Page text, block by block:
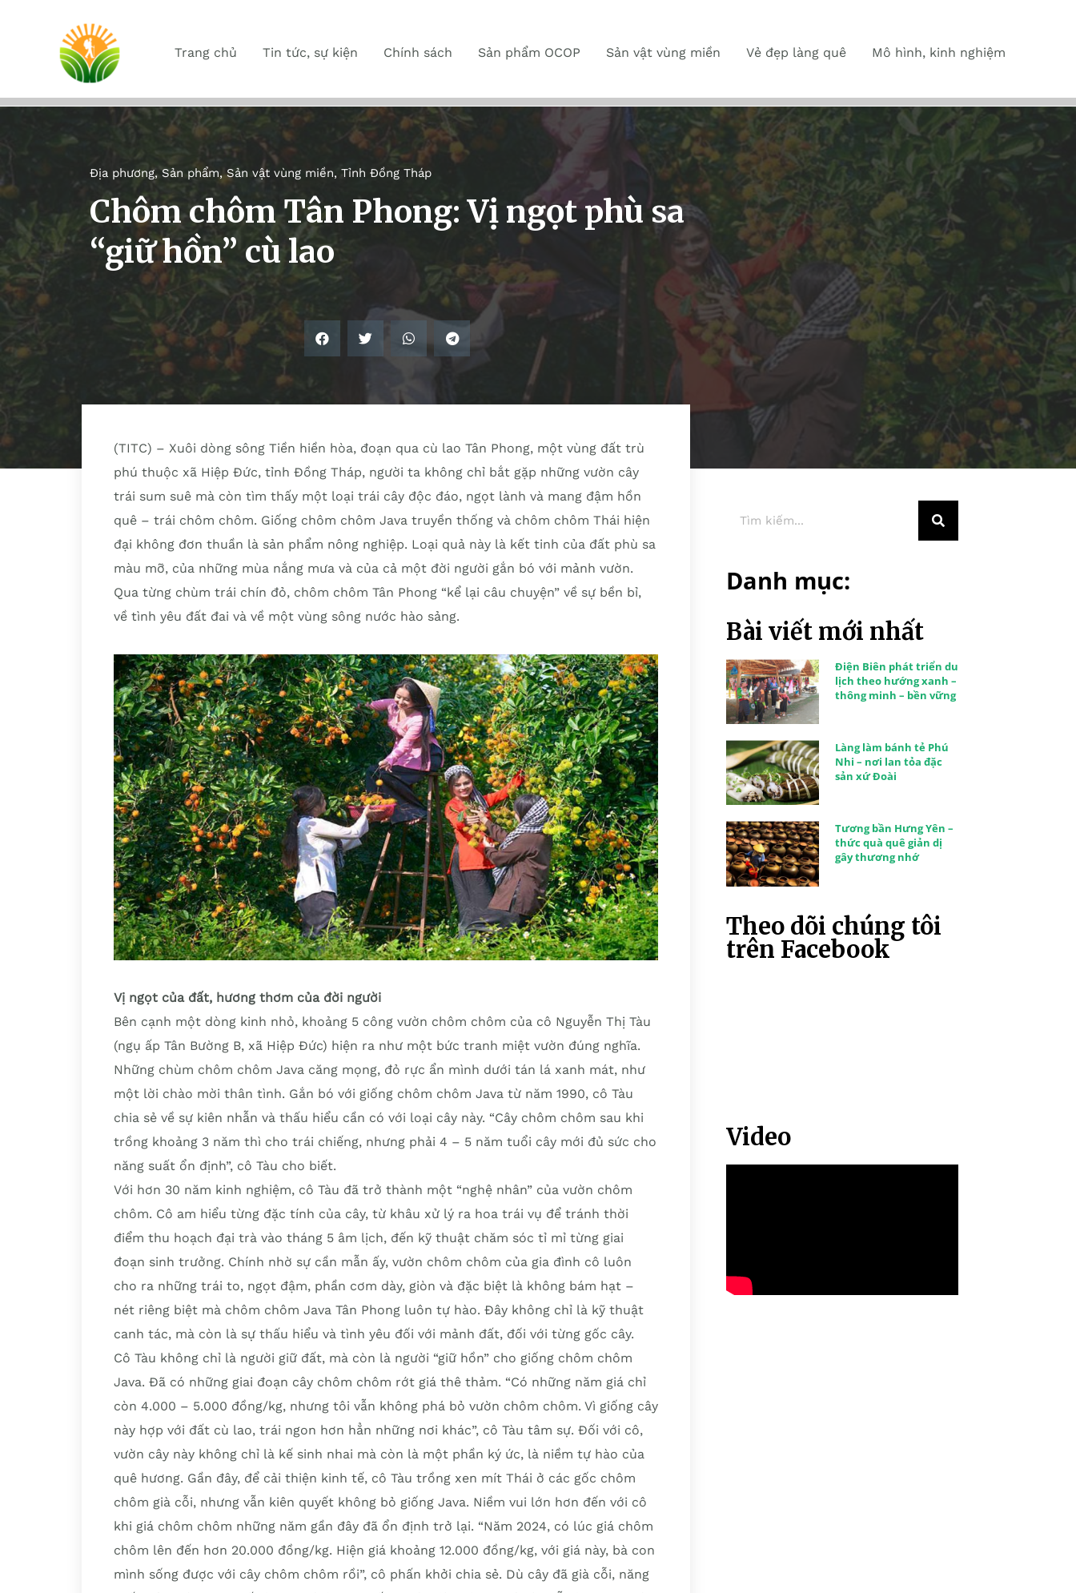
Trang chủ Tin tức, sự kiện Chính sách Sản phẩm OCOP Sản vật vùng miền Vẻ đẹp làng quê Mô hình, kinh nghiệm
Địa phương,Sản phẩm,Sản vật vùng miền, Tỉnh Đồng Tháp
Chôm chôm Tân Phong: Vị ngọt phù sa
“giữ hồn” cù lao
(TITC) – Xuôi dòng sông Tiền hiền hòa, đoạn qua cù lao Tân Phong, một vùng đất trù
phú thuộc xã Hiệp Đức, tỉnh Đồng Tháp, người ta không chỉ bắt gặp những vườn cây
trái sum suê mà còn tìm thấy một loại trái cây độc đáo, ngọt lành và mang đậm hồn
quê – trái chôm chôm. Giống chôm chôm Java truyền thống và chôm chôm Thái hiện
đại không đơn thuần là sản phẩm nông nghiệp. Loại quả này là kết tinh của đất phù sa
màu mỡ, của những mùa nắng mưa và của cả một đời người gắn bó với mảnh vườn.
Qua từng chùm trái chín đỏ, chôm chôm Tân Phong “kể lại câu chuyện” về sự bền bỉ,
về tình yêu đất đai và về một vùng sông nước hào sảng.
Vị ngọt của đất, hương thơm của đời người
Bên cạnh một dòng kinh nhỏ, khoảng 5 công vườn chôm chôm của cô Nguyễn Thị Tàu
(ngụ ấp Tân Bường B, xã Hiệp Đức) hiện ra như một bức tranh miệt vườn đúng nghĩa.
Những chùm chôm chôm Java căng mọng, đỏ rực ẩn mình dưới tán lá xanh mát, như
một lời chào mời thân tình. Gắn bó với giống chôm chôm Java từ năm 1990, cô Tàu
chia sẻ về sự kiên nhẫn và thấu hiểu cần có với loại cây này. “Cây chôm chôm sau khi
trồng khoảng 3 năm thì cho trái chiếng, nhưng phải 4 – 5 năm tuổi cây mới đủ sức cho
năng suất ổn định”, cô Tàu cho biết.
Với hơn 30 năm kinh nghiệm, cô Tàu đã trở thành một “nghệ nhân” của vườn chôm
chôm. Cô am hiểu từng đặc tính của cây, từ khâu xử lý ra hoa trái vụ để tránh thời
điểm thu hoạch đại trà vào tháng 5 âm lịch, đến kỹ thuật chăm sóc tỉ mỉ từng giai
đoạn sinh trưởng. Chính nhờ sự cần mẫn ấy, vườn chôm chôm của gia đình cô luôn
cho ra những trái to, ngọt đậm, phần cơm dày, giòn và đặc biệt là không bám hạt –
nét riêng biệt mà chôm chôm Java Tân Phong luôn tự hào. Đây không chỉ là kỹ thuật
canh tác, mà còn là sự thấu hiểu và tình yêu đối với mảnh đất, đối với từng gốc cây.
Cô Tàu không chỉ là người giữ đất, mà còn là người “giữ hồn” cho giống chôm chôm
Java. Đã có những giai đoạn cây chôm chôm rớt giá thê thảm. “Có những năm giá chỉ
còn 4.000 – 5.000 đồng/kg, nhưng tôi vẫn không phá bỏ vườn chôm chôm. Vì giống cây
này hợp với đất cù lao, trái ngon hơn hẳn những nơi khác”, cô Tàu tâm sự. Đối với cô,
vườn cây này không chỉ là kế sinh nhai mà còn là một phần ký ức, là niềm tự hào của
quê hương. Gần đây, để cải thiện kinh tế, cô Tàu trồng xen mít Thái ở các gốc chôm
chôm già cỗi, nhưng vẫn kiên quyết không bỏ giống Java. Niềm vui lớn hơn đến với cô
khi giá chôm chôm những năm gần đây đã ổn định trở lại. “Năm 2024, có lúc giá chôm
chôm lên đến hơn 20.000 đồng/kg. Hiện giá khoảng 12.000 đồng/kg, với giá này, bà con
mình sống được với cây chôm chôm rồi”, cô phấn khởi chia sẻ. Dù cây đã già cỗi, năng
Danh mục:
Bài viết mới nhất
Điện Biên phát triển du
lịch theo hướng xanh –
thông minh – bền vững
Làng làm bánh tẻ Phú
Nhi – nơi lan tỏa đặc
sản xứ Đoài
Tương bần Hưng Yên –
thức quà quê giản dị
gây thương nhớ
Theo dõi chúng tôi
trên Facebook
Video